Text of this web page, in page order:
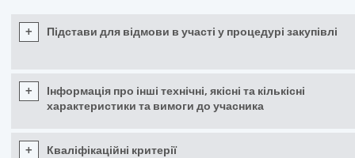
+ Підстави для відмови в участі у процедурі закупівлі
+
Інформація про інші технічні, якісні та кількісні
характеристики та вимоги до учасника
+ Кваліфікаційні критерії